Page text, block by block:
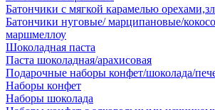
Батончики с мягкой карамелью
Батончики нуговые/ марципановые/
маршмеллоу
Шоколадная паста
Паста шоколадная/арахисовая
Подарочные наборы конфет/шоколада/
Наборы конфет
Наборы шоколада